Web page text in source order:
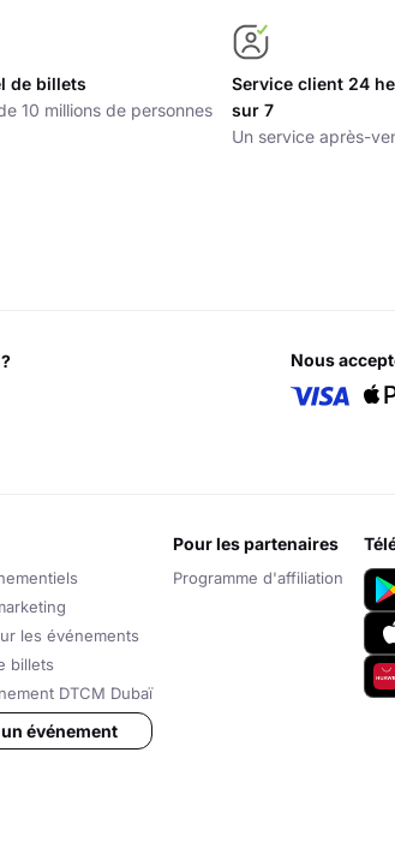
de billets
10 millions de personnes
Service client 24
sur 7
Un service après-
nous
les événements
billets
DTCM Dubaï
événement
pour les partenaires
Programme d'affiliation